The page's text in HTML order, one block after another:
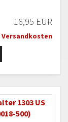
16,95 EUR
Versandkosten